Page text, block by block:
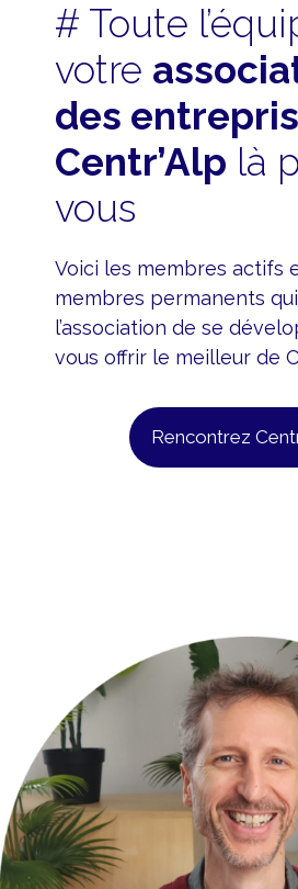
# Toute
votre
des
Centr’Alp là
vous
Voici les membres actifs
membres permanents
l’association de se
vous offrir le meilleur de
Rencontrez